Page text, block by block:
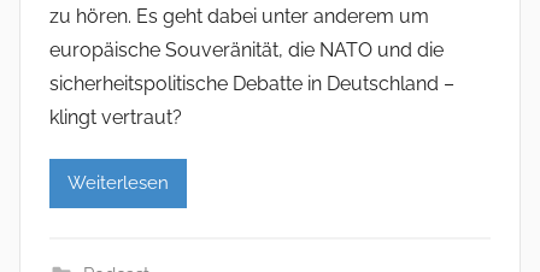
zu hören. Es geht dabei unter anderem um
europäische Souveränität, die NATO und die
sicherheitspolitische Debatte in Deutschland –
klingt vertraut?
Weiterlesen